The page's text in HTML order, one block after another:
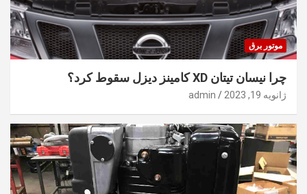
موتور برق
چرا نیسان تیتان XD کامینز دیزل سقوط کرد؟
ژانویه 19, 2023 admin